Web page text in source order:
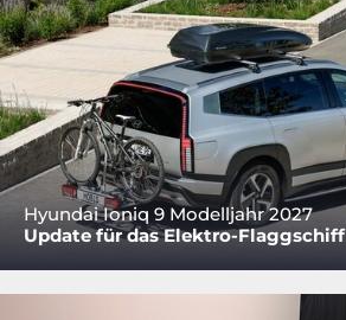
Hyundai Ioniq 9 Modelljahr 2027
Update für das Elektro-Flaggschiff